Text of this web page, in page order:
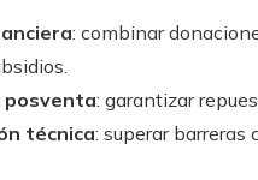
: combinar
posventa: garantizar
técnica: superar barreras